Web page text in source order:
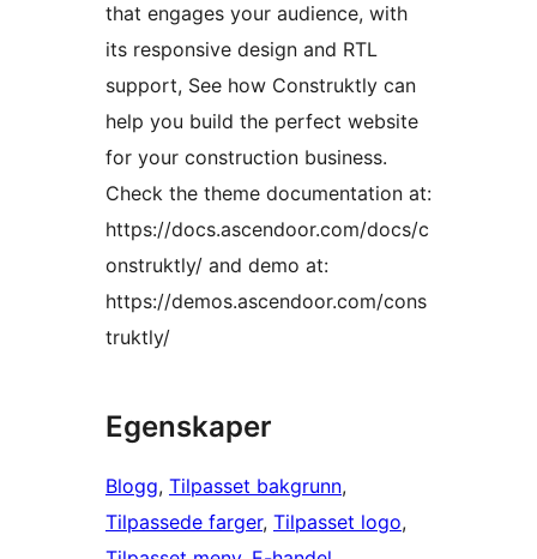
that engages your audience, with
its responsive design and RTL
support, See how Construktly can
help you build the perfect website
for your construction business.
Check the theme documentation at:
https://docs.ascendoor.com/docs/c
onstruktly/ and demo at:
https://demos.ascendoor.com/cons
truktly/
Egenskaper
Blogg, Tilpasset bakgrunn
Tilpassede farger, Tilpasset logo